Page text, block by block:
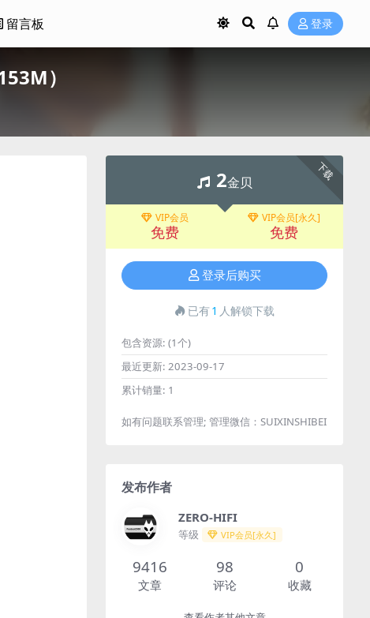
留言板 登录
）
下载
2金贝
VIP会员
免费
VIP会员[永久]
免费
登录后购买
已有1 人解锁下载
包含资源: (1个)
最近更新: 2023-09-17
累计销量: 1
如有问题联系管理; 管理微信：SUIXINSHIBEI
发布作者
ZERO-HIFI
等级 VIP会员[永久]
9416
文章
98
评论
0
收藏